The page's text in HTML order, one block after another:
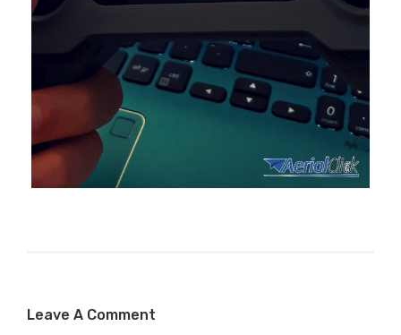
Leave A Comment